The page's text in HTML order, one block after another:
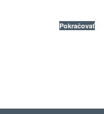
Pokračovať